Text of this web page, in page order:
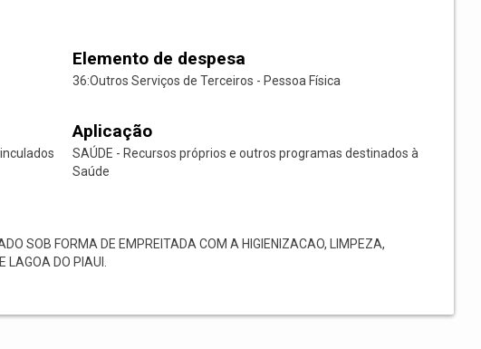
Elemento de despesa
36:Outros Serviços de Terceiros - Pessoa Física
Aplicação
SAÚDE - Recursos próprios e outros programas destinados à
Saúde
SOB FORMA DE EMPREITADA COM A HIGIENIZACAO, LIMPEZA,
LAGOA DO PIAUI.